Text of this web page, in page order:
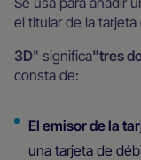
el titular de la
3D" significa"tres
consta de:
El emisor de la
una tarjeta de